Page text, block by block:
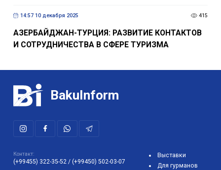
14:57 10 декабря 2025 415
АЗЕРБАЙДЖАН-ТУРЦИЯ: РАЗВИТИЕ КОНТАКТОВ
И СОТРУДНИЧЕСТВА В СФЕРЕ ТУРИЗМА
BakuInform
Контакт:
(+99455) 322-35-52/ (+99450) 502-03-07
Выставки
Для гурманов